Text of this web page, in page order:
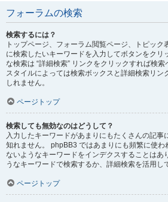
フォーラムの検索
検索するには？
トップページ、フォーラム閲覧ページ、トピック
に検索したいキーワードを入力してボタンをクリ
な検索は “詳細検索” リンクをクリックすれば検索
スタイルによっては検索ボックスと詳細検索リン
しれません。
ページトップ
検索しても無効なのはどうして？
入力したキーワードがあまりにもたくさんの記事
知れません。 phpBB3 ではあまりにも頻繁に使わ
ないようなキーワードをインデクスすることはあ
うなキーワードで検索するか、詳細検索を活用し
ページトップ